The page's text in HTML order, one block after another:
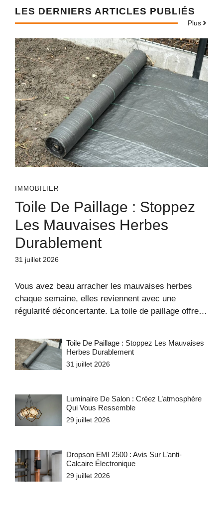
LES DERNIERS ARTICLES PUBLIÉS
Plus
IMMOBILIER
Toile De Paillage : Stoppez
Les Mauvaises Herbes
Durablement
31 juillet 2026
Vous avez beau arracher les mauvaises herbes
chaque semaine, elles reviennent avec une
régularité déconcertante. La toile de paillage offre…
Toile De Paillage : Stoppez Les Mauvaises
Herbes Durablement
31 juillet 2026
Luminaire De Salon : Créez L’atmosphère
Qui Vous Ressemble
29 juillet 2026
Dropson EMI 2500 : Avis Sur L’anti-
Calcaire Électronique
29 juillet 2026